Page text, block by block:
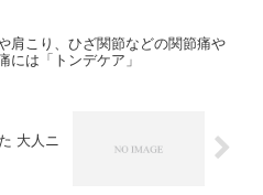
肩こり、ひざ関節などの関節痛や
には「トンデケア」
大人ニ